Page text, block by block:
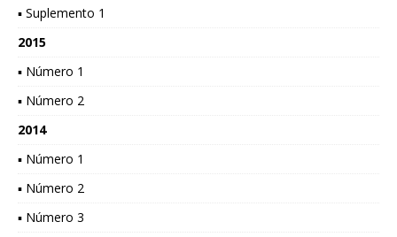
▪ Suplemento 1
2015
▪ Número 1
▪ Número 2
2014
▪ Número 1
▪ Número 2
▪ Número 3